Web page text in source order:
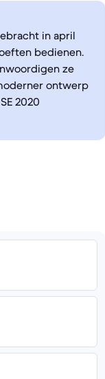
in april
bedienen.
ze
ontwerp
2020